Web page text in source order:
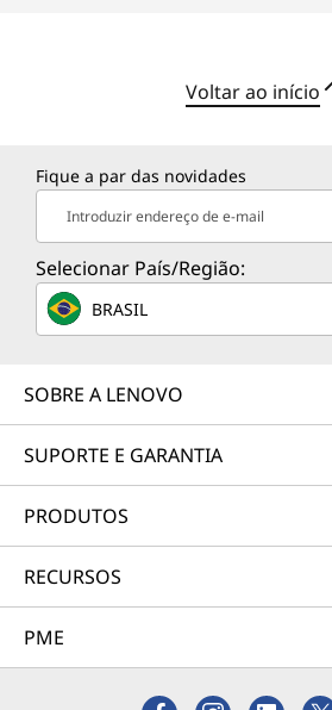
Voltar ao início
Fique a par das novidades
Introduzir endereço de e-mail
Selecionar País/Região:
BRASIL
SOBRE A LENOVO
SUPORTE E GARANTIA
PRODUTOS
RECURSOS
PME